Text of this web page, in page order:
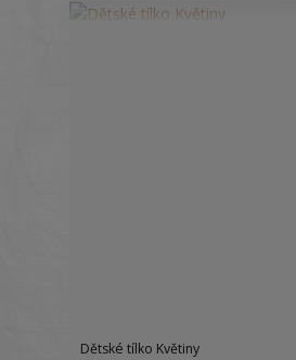
Dětské tílko Květiny